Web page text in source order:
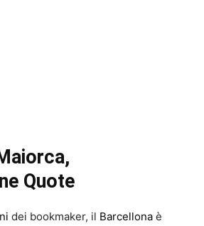
Quote
dei bookmaker, il Barcellona è